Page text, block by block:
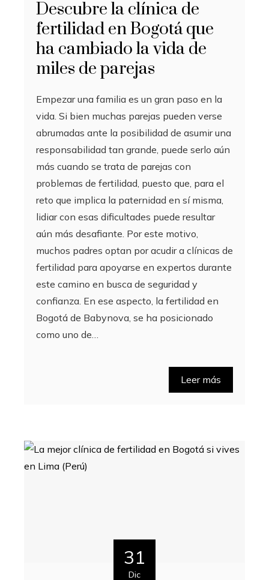
Descubre la clínica de
fertilidad en Bogotá que
ha cambiado la vida de
miles de parejas
Empezar una familia es un gran paso en la
vida. Si bien muchas parejas pueden verse
abrumadas ante la posibilidad de asumir una
responsabilidad tan grande, puede serlo aún
más cuando se trata de parejas con
problemas de fertilidad, puesto que, para el
reto que implica la paternidad en sí misma,
lidiar con esas dificultades puede resultar
aún más desafiante. Por este motivo,
muchos padres optan por acudir a clínicas de
fertilidad para apoyarse en expertos durante
este camino en busca de seguridad y
confianza. En ese aspecto, la fertilidad en
Bogotá de Babynova, se ha posicionado
como uno de…
Leer más
31
Dic